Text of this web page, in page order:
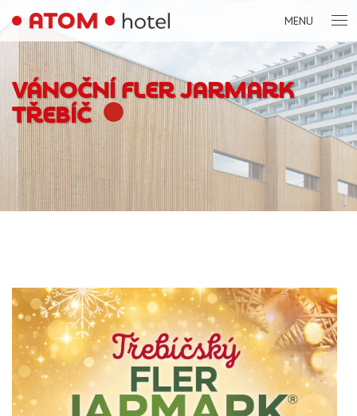
MENU
VÁNOČNÍ FLER JARMARK
TŘEBÍČ